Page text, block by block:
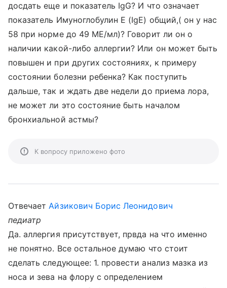
досдать еще и показатель IgG? И что означает
показатель Имуноглобулин Е (IgE) общий,( он у нас
58 при норме до 49 МЕ/мл)? Говорит ли он о
наличии какой-либо аллергии? Или он может быть
повышен и при других состояниях, к примеру
состоянии болезни ребенка? Как поступить
дальше, так и ждать две недели до приема лора,
не может ли это состояние быть началом
бронхиальной астмы?
К вопросу приложено фото
ОтвечаетАйзикович Борис Леонидович
педиатр
Да. аллергия присутствует, првда на что именно
не понятно. Все остальное думаю что стоит
сделать следующее: 1. провести анализ мазка из
носа и зева на флору с определением